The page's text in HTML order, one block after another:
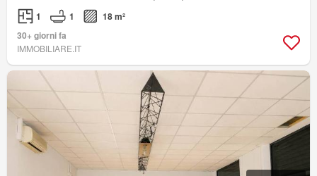
1 1
18 m²
30+ giorni fa
IMMOBILIARE.IT